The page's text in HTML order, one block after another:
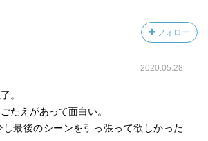
った。白髪のマスター。《何しろ、私
、すべて五百円玉にしか見えないもの
性。
・としゆき】脚本家のようだ。南源次
り。佐和子の不倫相手。
フォロー
2020.05.28
。
たえがあって面白い。
最後のシーンを引っ張って欲しかった